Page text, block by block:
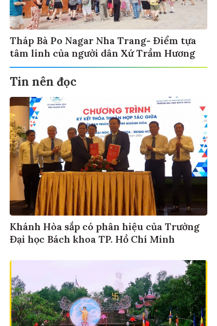
Tháp Bà Po Nagar Nha Trang- Điểm tựa
tâm linh của người dân Xứ Trầm Hương
Tin nên đọc
Khánh Hòa sắp có phân hiệu của Trường
Đại học Bách khoa TP. Hồ Chí Minh